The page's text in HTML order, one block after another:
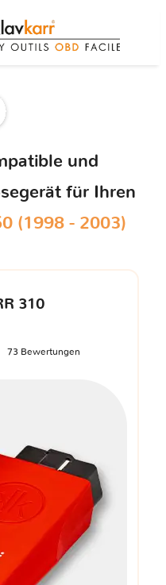
und
für Ihren
(1998 - 2003)
310
73 Bewertungen